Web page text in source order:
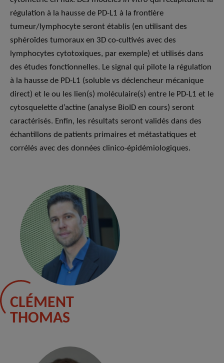
régulation à la hausse de PD-L1 à la frontière
tumeur/lymphocyte seront établis (en utilisant des
sphéroïdes tumoraux en 3D co-cultivés avec des
lymphocytes cytotoxiques, par exemple) et utilisés dans
des études fonctionnelles. Le signal qui pilote la régulation
à la hausse de PD-L1 (soluble vs déclencheur mécanique
direct) et le ou les lien(s) moléculaire(s) entre le PD-L1 et le
cytosquelette d’actine (analyse BioID en cours) seront
caractérisés. Enfin, les résultats seront validés dans des
échantillons de patients primaires et métastatiques et
corrélés avec des données clinico-épidémiologiques.
CLÉMENT
THOMAS